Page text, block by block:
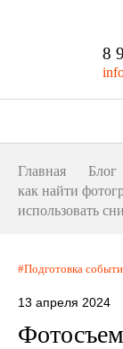
8
Главная Блог
как найти
использовать
Подготовка
13 апреля 2024